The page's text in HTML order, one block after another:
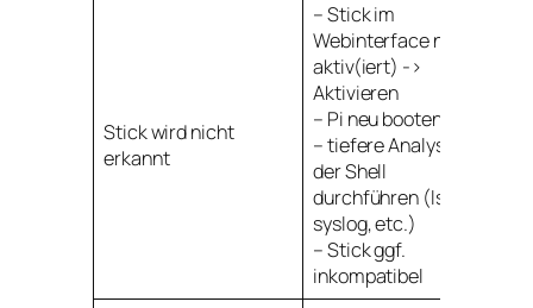
Stick wird nicht
erkannt
– Stick im
Webinterface nicht
aktiv(iert) ->
Aktivieren
– Pi neu booten
– tiefere Analyse auf
der Shell
durchführen (lsusb,
syslog, etc.)
– Stick ggf.
inkompatibel